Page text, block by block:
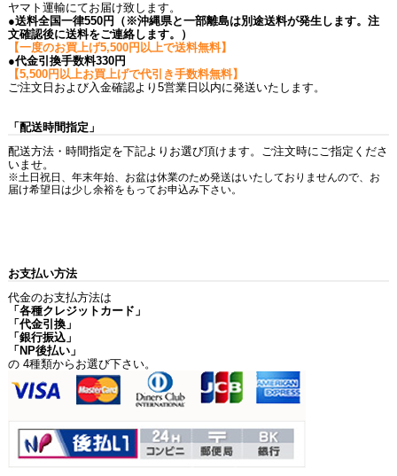
ヤマト運輸にてお届け致します。
●送料全国一律550円（※沖縄県と一部離島は別途送料が発生します。注
文確認後に送料をご連絡します。）
【一度のお買上げ5,500円以上で送料無料】
●代金引換手数料330円
【5,500円以上お買上げで代引き手数料無料】
ご注文日および入金確認より5営業日以内に発送いたします。
「配送時間指定」
配送方法・時間指定を下記よりお選び頂けます。ご注文時にご指定くださ
いませ。
※土日祝日、年末年始、お盆は休業のため発送はいたしておりませんので、お
届け希望日は少し余裕をもってお申込み下さい。
お支払い方法
代金のお支払方法は
「各種クレジットカード」
「代金引換」
「銀行振込」
「NP後払い」
の 4種類からお選び下さい。